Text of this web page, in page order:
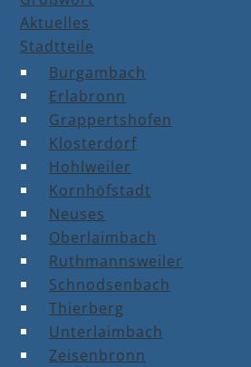
Aktuelles
Stadtteile
Burgambach
Erlabronn
Grappertshofen
Klosterdorf
Hohlweiler
Kornhöfstadt
Neuses
Oberlaimbach
Ruthmannsweiler
Schnodsenbach
Thierberg
Unterlaimbach
Zeisenbronn